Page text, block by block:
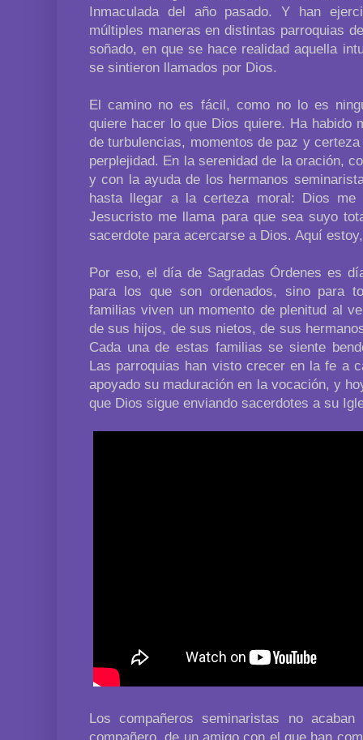
Inmaculada del año pasado. Y han
múltiples maneras en distintas parroquias
soñado, en que se hace realidad aquella
se sintieron llamados por Dios.
El camino no es fácil, como no lo es
quiere hacer lo que Dios quiere. Ha habido
de turbulencias, momentos de paz y
perplejidad. En la serenidad de la oración,
y con la ayuda de los hermanos
hasta llegar a la certeza moral: Dios
Jesucristo me llama para que sea suyo
sacerdote para acercarse a Dios. Aquí
Por eso, el día de Sagradas Órdenes es
para los que son ordenados, sino para
familias viven un momento de plenitud al
de sus hijos, de sus nietos, de sus
Cada una de estas familias se siente
Las parroquias han visto crecer en la fe a
apoyado su maduración en la vocación, y
que Dios sigue enviando sacerdotes a su
Los compañeros seminaristas no
compañero, de un amigo con el que han